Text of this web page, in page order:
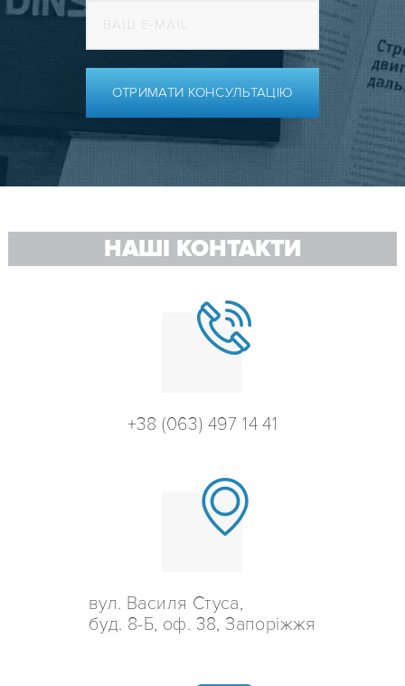
ОТРИМАТИ КОНСУЛЬТАЦІЮ
НАШІ КОНТАКТИ
+38 (063) 497 14 41
вул. Василя Стуса,
буд. 8-Б, оф. 38, Запоріжжя